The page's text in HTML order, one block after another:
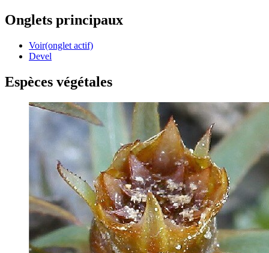
Onglets principaux
Voir(onglet actif)
Devel
Espèces végétales